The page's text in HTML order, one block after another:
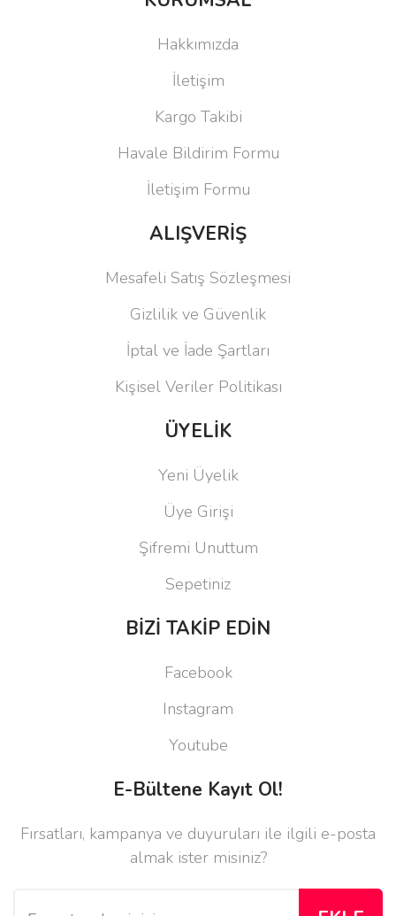
Hakkımızda
İletişim
Kargo Takibi
Havale Bildirim Formu
İletişim Formu
ALIŞVERİŞ
Mesafeli Satış Sözleşmesi
Gizlilik ve Güvenlik
İptal ve İade Şartları
Kişisel Veriler Politikası
ÜYELİK
Yeni Üyelik
Üye Girişi
Şifremi Unuttum
Sepetiniz
BİZİ TAKİP EDİN
Facebook
Instagram
Youtube
E-Bültene Kayıt Ol!
Fırsatları, kampanya ve duyuruları ile ilgili e-posta
almak ister misiniz?